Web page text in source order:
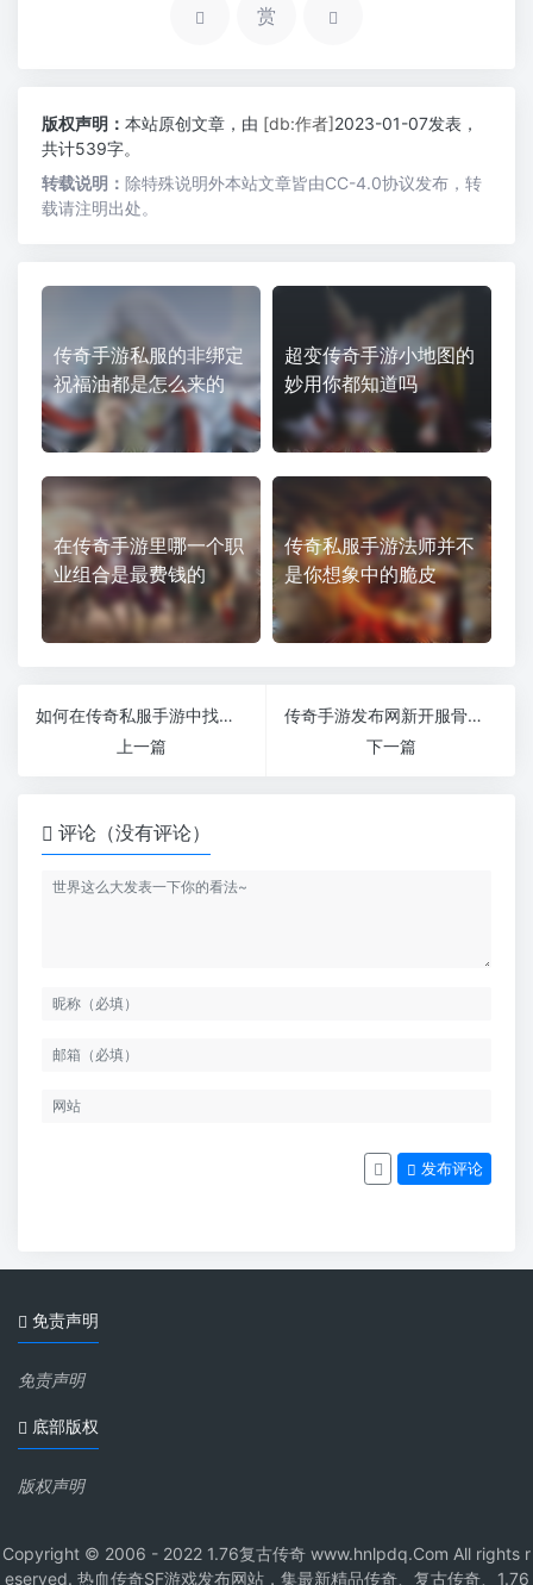
赏
版权声明： 本站原创文章，由 [db:作者]2023-01-07发表，
共计539字。
转载说明： 除特殊说明外本站文章皆由CC-4.0协议发布，转
载请注明出处。
传奇手游私服的非绑定
祝福油都是怎么来的
超变传奇手游小地图的
妙用你都知道吗
在传奇手游里哪一个职
业组合是最费钱的
传奇私服手游法师并不
是你想象中的脆皮
如何在传奇私服手游中找出真假尸王
上一篇
传奇手游发布网新开服骨玉和血饮到底该怎么选
下一篇
评论（没有评论）
发布评论
免责声明
免责声明
底部版权
版权声明
Copyright © 2006 - 2022 1.76复古传奇 www.hnlpdq.Com All rights r
eserved. 热血传奇SF游戏发布网站，集最新精品传奇、复古传奇、1.76